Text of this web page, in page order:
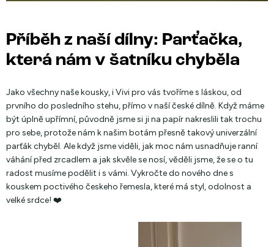
Příběh z naší dílny: Parťačka,
která nám v šatníku chyběla
Jako všechny naše kousky, i Vivi pro vás tvoříme s láskou, od
prvního do posledního stehu, přímo v naší české dílně. Když máme
být úplně upřímní, původně jsme si ji na papír nakreslili tak trochu
pro sebe, protože nám k našim botám přesně takový univerzální
parťák chyběl. Ale když jsme viděli, jak moc nám usnadňuje ranní
váhání před zrcadlem a jak skvěle se nosí, věděli jsme, že se o tu
radost musíme podělit i s vámi. Vykročte do nového dne s
kouskem poctivého českeho řemesla, které má styl, odolnost a
velké srdce! ❤️